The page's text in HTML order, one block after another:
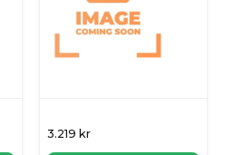
3.219 kr